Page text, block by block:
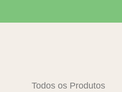
Todos os Produtos